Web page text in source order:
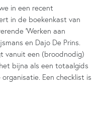
in een recent
in de boekenkast van
‘Werken aan
en Dajo De Prins.
vanuit een (broodnodig)
bijna als een totaalgids
Een checklist is